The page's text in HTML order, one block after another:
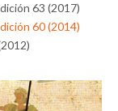
63 (2017)
60 (2014)